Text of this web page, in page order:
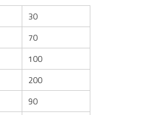
30
70
100
200
90